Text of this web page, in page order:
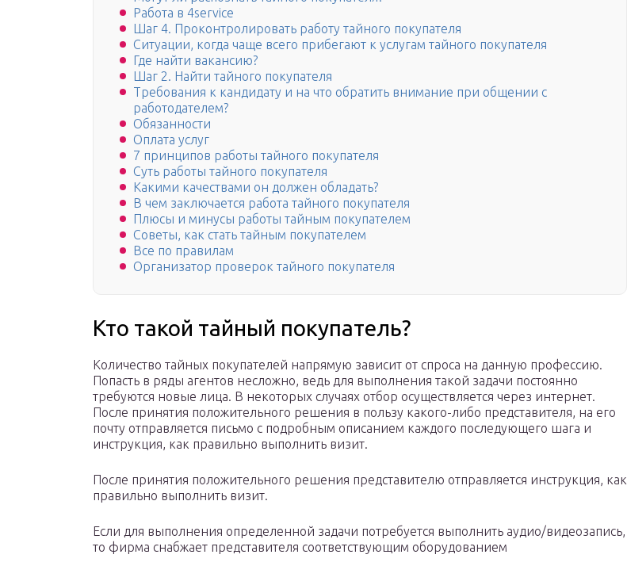
Работа в 4service
Шаг 4. Проконтролировать работу тайного покупателя
Ситуации, когда чаще всего прибегают к услугам тайного покупателя
Где найти вакансию?
Шаг 2. Найти тайного покупателя
Требования к кандидату и на что обратить внимание при общении с
работодателем?
Обязанности
Оплата услуг
7 принципов работы тайного покупателя
Суть работы тайного покупателя
Какими качествами он должен обладать?
В чем заключается работа тайного покупателя
Плюсы и минусы работы тайным покупателем
Советы, как стать тайным покупателем
Все по правилам
Организатор проверок тайного покупателя
Кто такой тайный покупатель?
Количество тайных покупателей напрямую зависит от спроса на данную профессию.
Попасть в ряды агентов несложно, ведь для выполнения такой задачи постоянно
требуются новые лица. В некоторых случаях отбор осуществляется через интернет.
После принятия положительного решения в пользу какого-либо представителя, на его
почту отправляется письмо с подробным описанием каждого последующего шага и
инструкция, как правильно выполнить визит.
После принятия положительного решения представителю отправляется инструкция, как
правильно выполнить визит.
Если для выполнения определенной задачи потребуется выполнить аудио/видеозапись,
то фирма снабжает представителя соответствующим оборудованием